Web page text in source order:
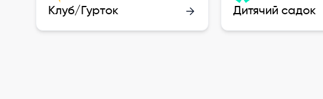
Клуб/Гурток Дитячий садок